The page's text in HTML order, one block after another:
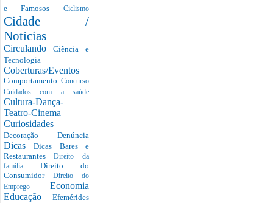
e Famosos Ciclismo
Cidade /
Notícias
CirculandoCiência e
Tecnologia
Coberturas/Eventos
Comportamento Concurso
Cuidados com a saúde
Cultura-Dança-
Teatro-Cinema
Curiosidades
Decoração Denúncia
DicasDicas Bares e
RestaurantesDireito da
família Direito do
Consumidor Direito do
Emprego Economia
Educação Efemérides